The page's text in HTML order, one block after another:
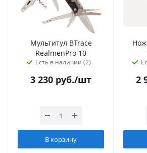
Мультитул BTrace
RealmenPro 10
Есть в наличии (2)
3 230 руб./шт
В корзину
Нож
2